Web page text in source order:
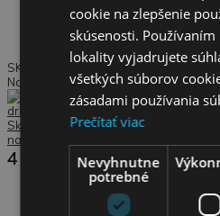
SKLADACÍ MESTSKÝ SKÚTER
Nastaviteľné riadidlá od 95 do 1..
Skladacia kolobežka pre deti,
na fľašu
41.00€
cookie na zlepšenie
skúsenosti.
lokality vyjadrujete
všetkých súborov
zásadami používania
Prečítať viac
Nevyhnutne
potrebné